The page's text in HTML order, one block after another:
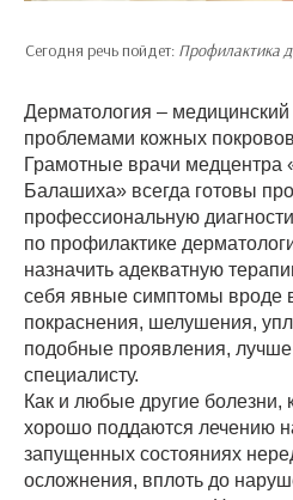
Сегодня речь пойдет: Профилактика
Дерматология –
проблемами кожных
Грамотные врачи медцентра
Балашиха» всегда готовы
профессиональную
по профилактике
назначить адекватную
себя явные симптомы вроде
покраснения, шелушения,
подобные проявления,
специалисту.
Как и любые другие болезни,
хорошо поддаются лечению
запущенных состояниях
осложнения, вплоть до